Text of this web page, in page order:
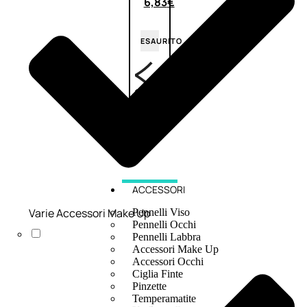
ESAURITO
ACCESSORI
Pennelli Viso
Pennelli Occhi
Pennelli Labbra
Accessori Make Up
Accessori Occhi
Ciglia Finte
Pinzette
Temperamatite
Varie Accessori Make Up